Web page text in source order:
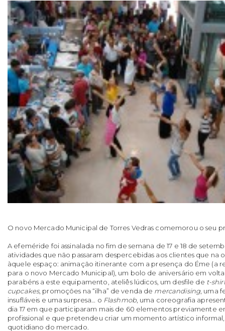
O novo Mercado Municipal de Torres Vedras comemorou o seu
A efeméride foi assinalada no fim de semana de 17 e 18 de
atividades que não passaram despercebidas aos clientes que na
àquele espaço: animação itinerante com a presença do Éme (a
para o novo Mercado Municipal), um bolo de aniversário em
parabéns a este equipamento, ateliês lúdicos, um desfile de t-
cupcakes, promoções na “ilha” de venda de mercandising , uma
insufláveis e uma surpresa… o Flashmob, uma coreografia
dia 17 em que participaram mais de 60 elementos previamente
profissional e que pretendeu criar um momento artístico
quotidiano do mercado.